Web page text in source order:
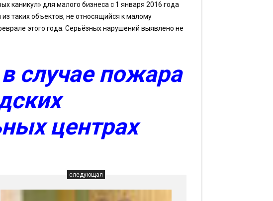
каникул» для малого бизнеса с 1 января 2016 года
таких объектов, не относящийся к малому
этого года. Серьёзных нарушений выявлено не
случае пожара
центрах
следующая